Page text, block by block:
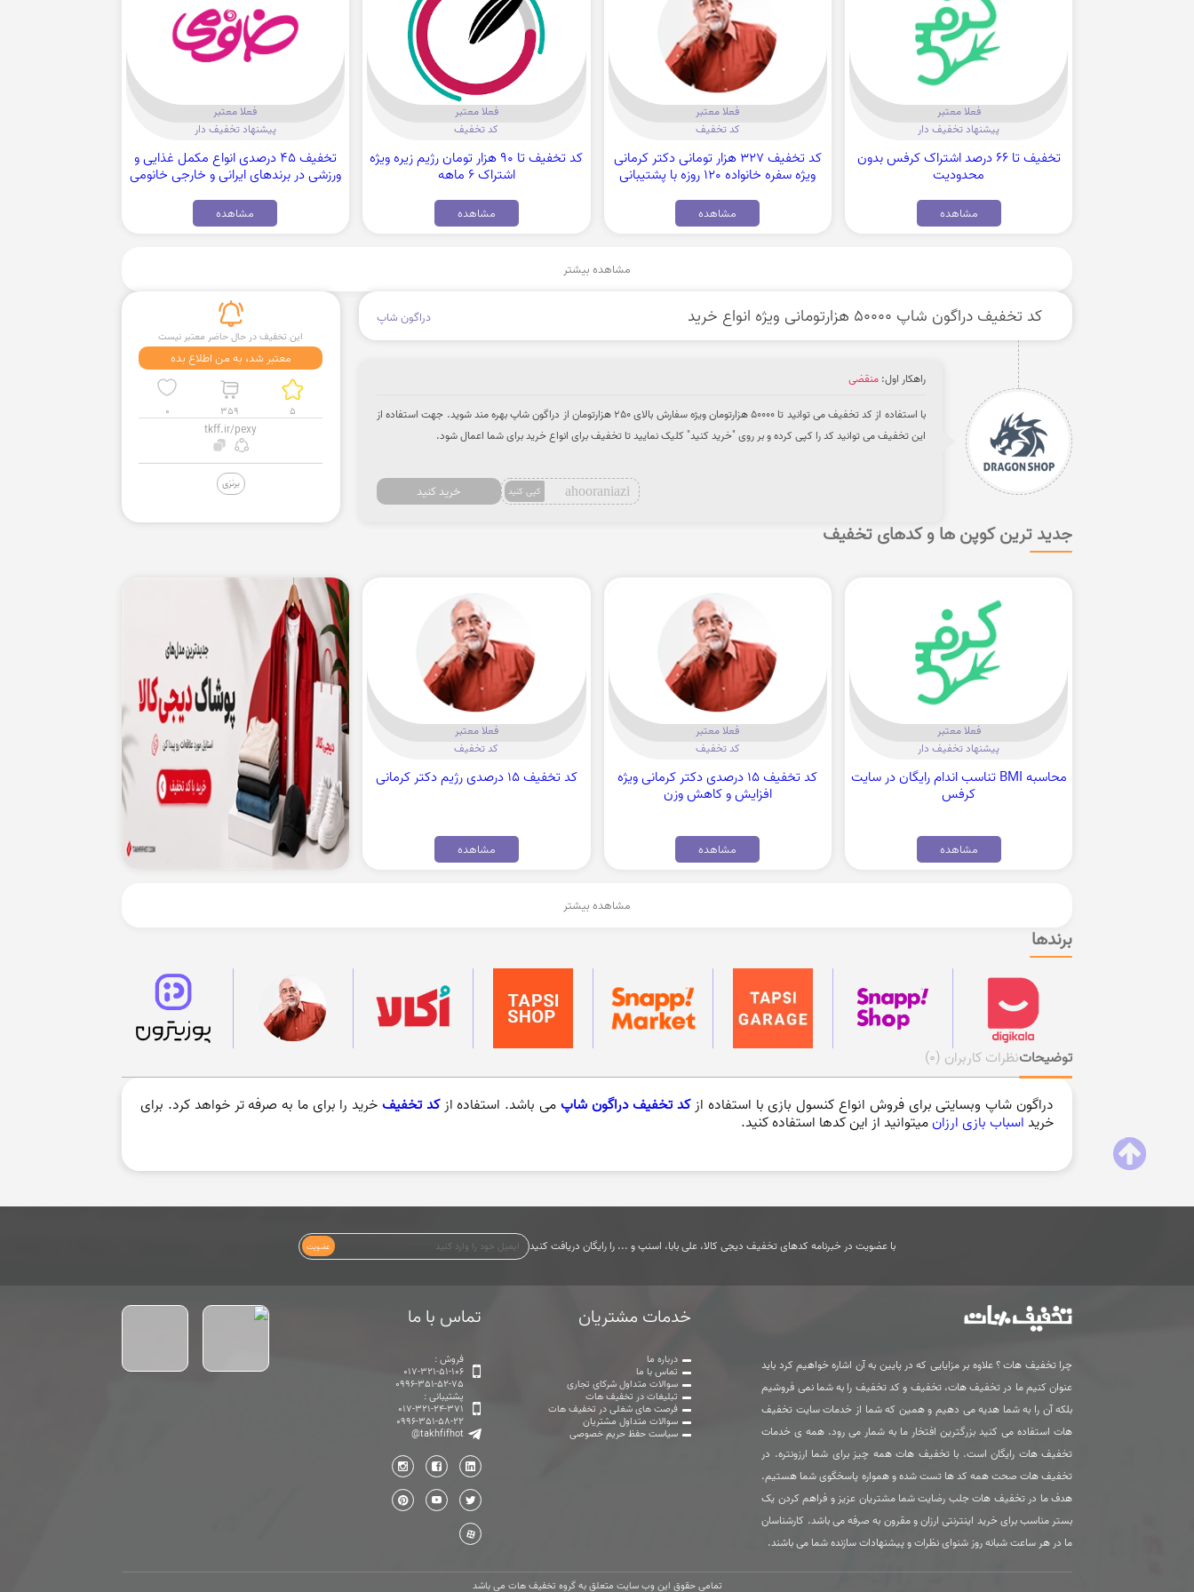
فعلا معتبر
پیشنهاد تخفیف دار
تخفیف تا 66 درصد اشتراک کرفس بدون
محدودیت
مشاهده
فعلا معتبر
کد تخفیف
کد تخفیف 327 هزار تومانی دکتر کرمانی
ویژه سفره خانواده 120 روزه با پشتیبانی
مشاهده
فعلا معتبر
کد تخفیف
کد تخفیف تا 90 هزار تومان رژیم زیره ویژه
اشتراک 6 ماهه
مشاهده
فعلا معتبر
پیشنهاد تخفیف دار
تخفیف 45 درصدی انواع مکمل غذایی و
ورزشی در برندهای ایرانی و خارجی خانومی
مشاهده
مشاهده بیشتر
کد تخفیف دراگون شاپ 50000 هزارتومانی ویژه انواع خرید دراگون شاپ
این تخفیف در حال حاضر معتبر نیست
معتبر شد، به من اطلاع بده
0 359 5
tkff.ir/pexy
برنزی
راهکار اول:منقضی
با استفاده از کد تخفیف می توانید تا 50000 هزارتومان ویژه سفارش بالای 250 هزارتومان از دراگون شاپ بهره مند شوید. جهت استفاده از
این تخفیف می توانید کد را کپی کرده و بر روی "خرید کنید" کلیک نمایید تا تخفیف برای انواع خرید برای شما اعمال شود.
ahooraniazi کپی کنید خرید کنید
جدید ترین کوپن ها و کدهای تخفیف
فعلا معتبر
پیشنهاد تخفیف دار
محاسبه BMI تناسب اندام رایگان در سایت
کرفس
مشاهده
فعلا معتبر
کد تخفیف
کد تخفیف 15 درصدی دکتر کرمانی ویژه
افزایش و کاهش وزن
مشاهده
فعلا معتبر
کد تخفیف
کد تخفیف 15 درصدی رژیم دکتر کرمانی
مشاهده
مشاهده بیشتر
برندها
توضیحاتنظرات کاربران (0)
دراگون شاپ وبسایتی برای فروش انواع کنسول بازی با استفاده از کد تخفیف دراگون شاپ می باشد. استفاده ازکد تخفیف خرید را برای ما به صرفه تر خواهد کرد. برای
خرید اسباب بازی ارزان میتوانید از این کدها استفاده کنید.
با عضویت در خبرنامه کدهای تخفیف دیجی کالا، علی بابا، اسنپ و ... را رایگان دریافت کنید عضویت
چرا تخفیف هات ؟ علاوه بر مزایایی که در پایین به آن اشاره خواهیم کرد باید
عنوان کنیم ما در تخفیف هات، تخفیف و کد تخفیف را به شما نمی فروشیم
بلکه آن را به شما هدیه می دهیم و همین که شما از خدمات سایت تخفیف
هات استفاده می کنید بزرگترین افتخار ما به شمار می رود. همه ی خدمات
تخفیف هات رایگان است. با تخفیف هات همه چیز برای شما ارزونتره. در
تخفیف هات صحت همه کد ها تست شده و همواره پاسخگوی شما هستیم.
هدف ما در تخفیف هات جلب رضایت شما مشتریان عزیز و فراهم کردن یک
بستر مناسب برای خرید اینترنتی ارزان و مقرون به صرفه می باشد. کارشناسان
ما در هر ساعت شبانه روز شنوای نظرات و پیشنهادات سازنده شما می باشند.
خدمات مشتریان
درباره ما
تماس با ما
سوالات متداول شرکای تجاری
تبلیغات در تخفیف هات
فرصت های شغلی در تخفیف هات
سوالات متداول مشتریان
سیاست حفظ حریم خصوصی
تماس با ما
فروش :
017-321-51-106
0996-351-52-75
پشتیبانی :
017-321-24-371
0996-351-58-22
@takhfifhot
تمامی حقوق این وب سایت متعلق به گروه تخفیف هات می باشد